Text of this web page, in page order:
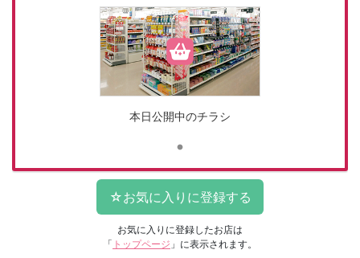
本日公開中のチラシ
お気に入りに登録したお店は
「 トップページ 」に表示されます。